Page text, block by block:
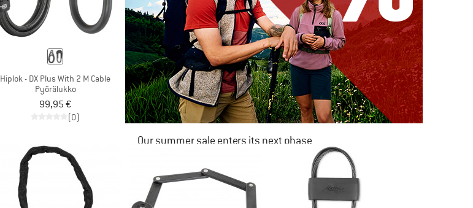
Hiplok - DX Plus With 2 M Cable
Pyörälukko
99,95 €
(0)
Our summer sale enters its next phase
NOW UP TO 50% OFF
TO THE SALE